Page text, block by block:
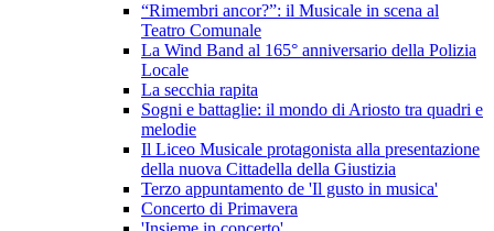
“Rimembri ancor?”: il Musicale in scena al
Teatro Comunale
La Wind Band al 165° anniversario della Polizia
Locale
La secchia rapita
Sogni e battaglie: il mondo di Ariosto tra quadri e
melodie
Il Liceo Musicale protagonista alla presentazione
della nuova Cittadella della Giustizia
Terzo appuntamento de 'Il gusto in musica'
Concerto di Primavera